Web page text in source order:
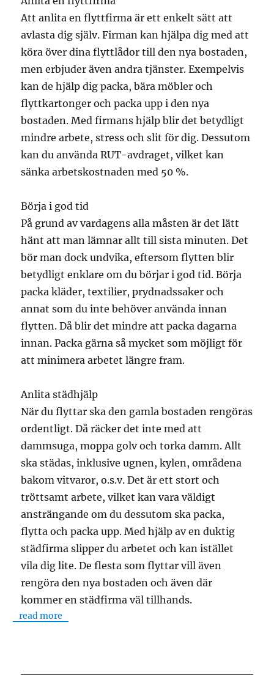
Att anlita en flyttfirma är ett enkelt sätt att
avlasta dig själv. Firman kan hjälpa dig med att
köra över dina flyttlådor till den nya bostaden,
men erbjuder även andra tjänster. Exempelvis
kan de hjälp dig packa, bära möbler och
flyttkartonger och packa upp i den nya
bostaden. Med firmans hjälp blir det betydligt
mindre arbete, stress och slit för dig. Dessutom
kan du använda RUT-avdraget, vilket kan
sänka arbetskostnaden med 50 %.
Börja i god tid
På grund av vardagens alla måsten är det lätt
hänt att man lämnar allt till sista minuten. Det
bör man dock undvika, eftersom flytten blir
betydligt enklare om du börjar i god tid. Börja
packa kläder, textilier, prydnadssaker och
annat som du inte behöver använda innan
flytten. Då blir det mindre att packa dagarna
innan. Packa gärna så mycket som möjligt för
att minimera arbetet längre fram.
Anlita städhjälp
När du flyttar ska den gamla bostaden rengöras
ordentligt. Då räcker det inte med att
dammsuga, moppa golv och torka damm. Allt
ska städas, inklusive ugnen, kylen, områdena
bakom vitvaror, o.s.v. Det är ett stort och
tröttsamt arbete, vilket kan vara väldigt
ansträngande om du dessutom ska packa,
flytta och packa upp. Med hjälp av en duktig
städfirma slipper du arbetet och kan istället
vila dig lite. De flesta som flyttar vill även
rengöra den nya bostaden och även där
kommer en städfirma väl tillhands.
read more